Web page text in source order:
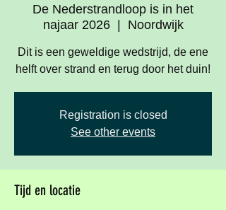
De Nederstrandloop is in het
najaar 2026
  |
Noordwijk
Dit is een geweldige wedstrijd, de ene
helft over strand en terug door het duin!
Registration is closed
See other events
Tijd en locatie